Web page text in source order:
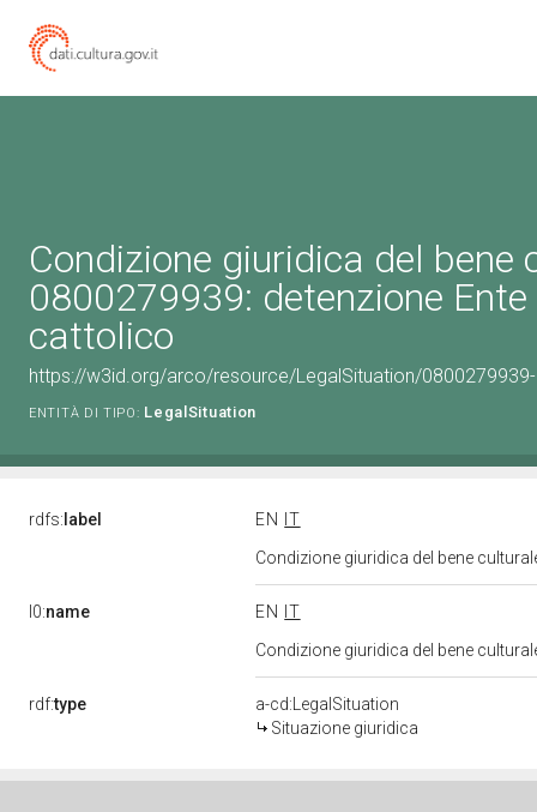
Condizione giuridica del bene
0800279939: detenzione
cattolico
https://w3id.org/arco/resource/LegalSituation/
ENTITÀ DI TIPO: LegalSituation
rdfs: label EN
IT
Condizione giuridica del bene
l0:name EN
IT
Condizione giuridica del bene
rdf:type
a-cd:LegalSituation
Situazione giuridica